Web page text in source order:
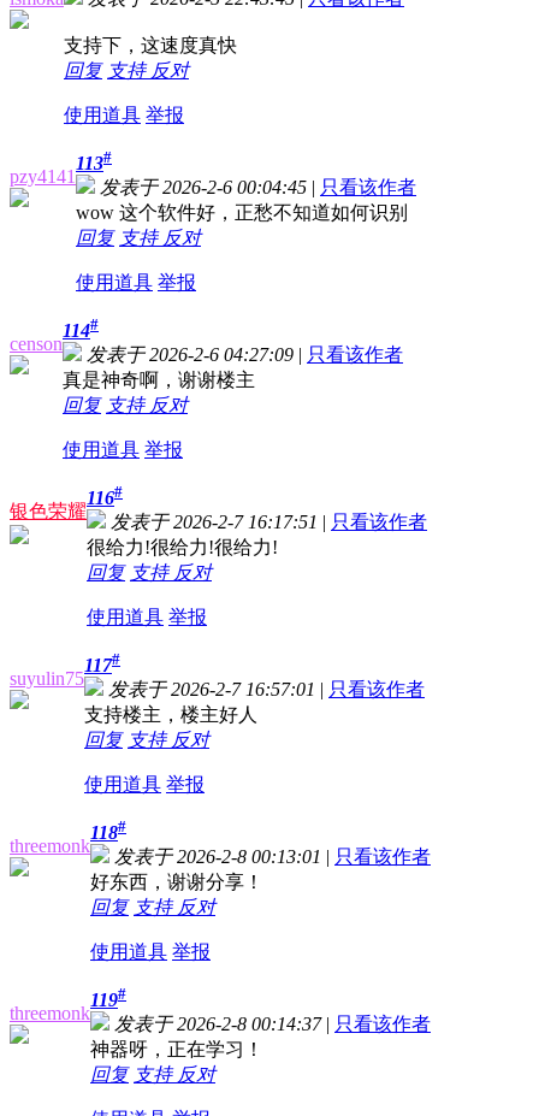
支持下，这速度真快
回复 支持 反对
使用道具 举报
pzy4141
113#
发表于 2026-2-6 00:04:45 | 只看该作者
wow 这个软件好，正愁不知道如何识别
回复 支持 反对
使用道具 举报
censon
114#
发表于 2026-2-6 04:27:09 | 只看该作者
真是神奇啊，谢谢楼主
回复 支持 反对
使用道具 举报
银色荣耀
116#
发表于 2026-2-7 16:17:51 | 只看该作者
很给力!很给力!很给力!
回复 支持 反对
使用道具 举报
suyulin75
117#
发表于 2026-2-7 16:57:01 | 只看该作者
支持楼主，楼主好人
回复 支持 反对
使用道具 举报
threemonk
118#
发表于 2026-2-8 00:13:01 | 只看该作者
好东西，谢谢分享！
回复 支持 反对
使用道具 举报
threemonk
119#
发表于 2026-2-8 00:14:37 | 只看该作者
神器呀，正在学习！
回复 支持 反对